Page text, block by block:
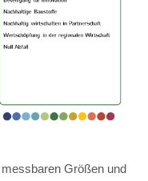
Größen und